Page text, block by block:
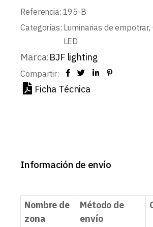
Referencia: 195-B
Categorías: Luminarias de empotrar,
LED
Marca:BJF lighting
Compartir:
Ficha Técnica
Información de envío
Nombre de
zona
Método de
envío